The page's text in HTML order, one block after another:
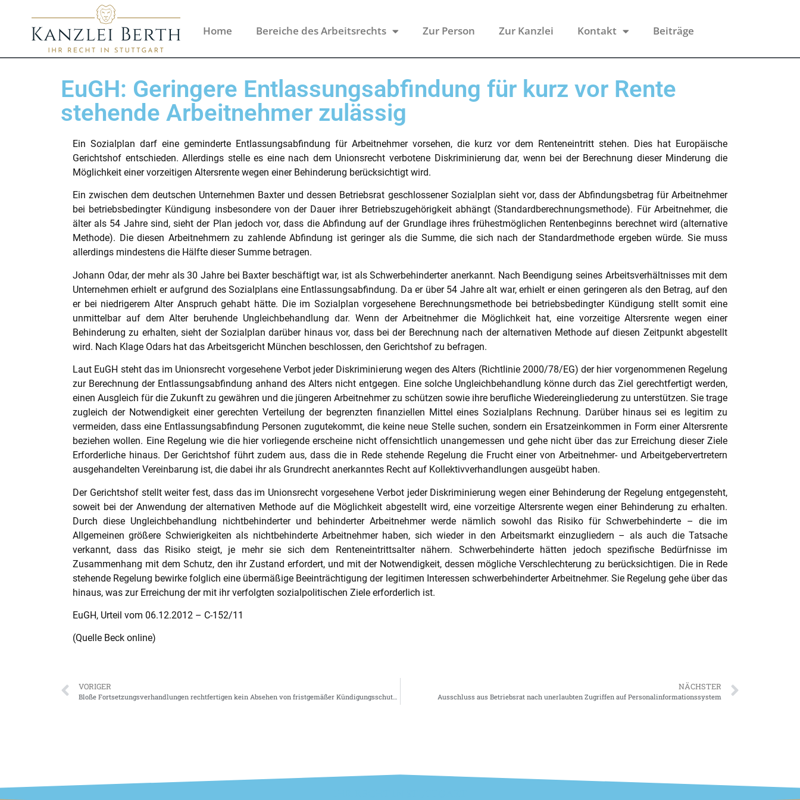
Home Bereiche des Arbeitsrechts Zur Person Zur Kanzlei Kontakt Beiträge
EuGH: Geringere Entlassungsabfindung für kurz vor Rente
stehende Arbeitnehmer zulässig
Ein Sozialplan darf eine geminderte Entlassungsabfindung für Arbeitnehmer vorsehen, die kurz vor dem Renteneintritt stehen. Dies hat Europäische
Gerichtshof entschieden. Allerdings stelle es eine nach dem Unionsrecht verbotene Diskriminierung dar, wenn bei der Berechnung dieser Minderung die
Möglichkeit einer vorzeitigen Altersrente wegen einer Behinderung berücksichtigt wird.
Ein zwischen dem deutschen Unternehmen Baxter und dessen Betriebsrat geschlossener Sozialplan sieht vor, dass der Abfindungsbetrag für Arbeitnehmer
bei betriebsbedingter Kündigung insbesondere von der Dauer ihrer Betriebszugehörigkeit abhängt (Standardberechnungsmethode). Für Arbeitnehmer, die
älter als 54 Jahre sind, sieht der Plan jedoch vor, dass die Abfindung auf der Grundlage ihres frühestmöglichen Rentenbeginns berechnet wird (alternative
Methode). Die diesen Arbeitnehmern zu zahlende Abfindung ist geringer als die Summe, die sich nach der Standardmethode ergeben würde. Sie muss
allerdings mindestens die Hälfte dieser Summe betragen.
Johann Odar, der mehr als 30 Jahre bei Baxter beschäftigt war, ist als Schwerbehinderter anerkannt. Nach Beendigung seines Arbeitsverhältnisses mit dem
Unternehmen erhielt er aufgrund des Sozialplans eine Entlassungsabfindung. Da er über 54 Jahre alt war, erhielt er einen geringeren als den Betrag, auf den
er bei niedrigerem Alter Anspruch gehabt hätte. Die im Sozialplan vorgesehene Berechnungsmethode bei betriebsbedingter Kündigung stellt somit eine
unmittelbar auf dem Alter beruhende Ungleichbehandlung dar. Wenn der Arbeitnehmer die Möglichkeit hat, eine vorzeitige Altersrente wegen einer
Behinderung zu erhalten, sieht der Sozialplan darüber hinaus vor, dass bei der Berechnung nach der alternativen Methode auf diesen Zeitpunkt abgestellt
wird. Nach Klage Odars hat das Arbeitsgericht München beschlossen, den Gerichtshof zu befragen.
Laut EuGH steht das im Unionsrecht vorgesehene Verbot jeder Diskriminierung wegen des Alters (Richtlinie 2000/78/EG) der hier vorgenommenen Regelung
zur Berechnung der Entlassungsabfindung anhand des Alters nicht entgegen. Eine solche Ungleichbehandlung könne durch das Ziel gerechtfertigt werden,
einen Ausgleich für die Zukunft zu gewähren und die jüngeren Arbeitnehmer zu schützen sowie ihre berufliche Wiedereingliederung zu unterstützen. Sie trage
zugleich der Notwendigkeit einer gerechten Verteilung der begrenzten finanziellen Mittel eines Sozialplans Rechnung. Darüber hinaus sei es legitim zu
vermeiden, dass eine Entlassungsabfindung Personen zugutekommt, die keine neue Stelle suchen, sondern ein Ersatzeinkommen in Form einer Altersrente
beziehen wollen. Eine Regelung wie die hier vorliegende erscheine nicht offensichtlich unangemessen und gehe nicht über das zur Erreichung dieser Ziele
Erforderliche hinaus. Der Gerichtshof führt zudem aus, dass die in Rede stehende Regelung die Frucht einer von Arbeitnehmer- und Arbeitgebervertretern
ausgehandelten Vereinbarung ist, die dabei ihr als Grundrecht anerkanntes Recht auf Kollektivverhandlungen ausgeübt haben.
Der Gerichtshof stellt weiter fest, dass das im Unionsrecht vorgesehene Verbot jeder Diskriminierung wegen einer Behinderung der Regelung entgegensteht,
soweit bei der Anwendung der alternativen Methode auf die Möglichkeit abgestellt wird, eine vorzeitige Altersrente wegen einer Behinderung zu erhalten.
Durch diese Ungleichbehandlung nichtbehinderter und behinderter Arbeitnehmer werde nämlich sowohl das Risiko für Schwerbehinderte – die im
Allgemeinen größere Schwierigkeiten als nichtbehinderte Arbeitnehmer haben, sich wieder in den Arbeitsmarkt einzugliedern – als auch die Tatsache
verkannt, dass das Risiko steigt, je mehr sie sich dem Renteneintrittsalter nähern. Schwerbehinderte hätten jedoch spezifische Bedürfnisse im
Zusammenhang mit dem Schutz, den ihr Zustand erfordert, und mit der Notwendigkeit, dessen mögliche Verschlechterung zu berücksichtigen. Die in Rede
stehende Regelung bewirke folglich eine übermäßige Beeinträchtigung der legitimen Interessen schwerbehinderter Arbeitnehmer. Sie Regelung gehe über das
hinaus, was zur Erreichung der mit ihr verfolgten sozialpolitischen Ziele erforderlich ist.
EuGH, Urteil vom 06.12.2012 – C-152/11
(Quelle Beck online)
VORIGER NÄCHSTER
Ausschluss aus Betriebsrat nach unerlaubten Zugriffen auf Personalinformationssystem